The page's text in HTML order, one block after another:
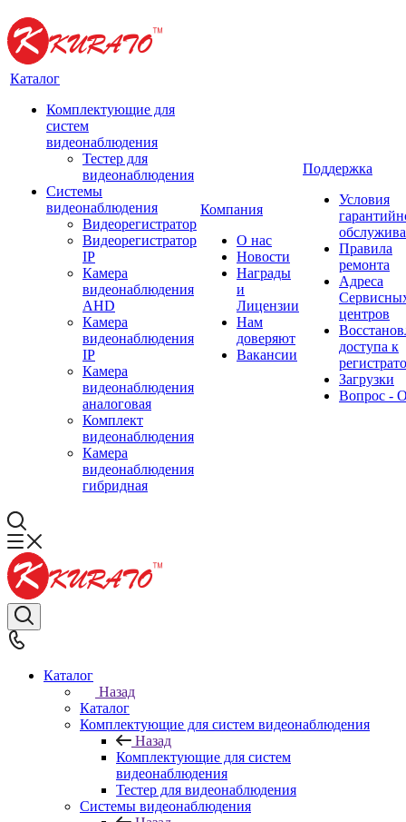
Каталог
Комплектующие для
систем
видеонаблюдения
Тестер для
видеонаблюдения
Системы
видеонаблюдения
Видеорегистратор
Видеорегистратор
IP
Камера
видеонаблюдения
AHD
Камера
видеонаблюдения
IP
Камера
видеонаблюдения
аналоговая
Комплект
видеонаблюдения
Камера
видеонаблюдения
гибридная
Компания
О нас
Новости
Награды
и
Лицензии
Нам
доверяют
Вакансии
Поддержка
Условия
Правила
ремонта
Адреса
центров
доступа к
Загрузки
Вопрос -
Каталог
Назад
Каталог
Комплектующие для систем видеонаблюдения
Назад
Комплектующие для систем
видеонаблюдения
Тестер для видеонаблюдения
Системы видеонаблюдения